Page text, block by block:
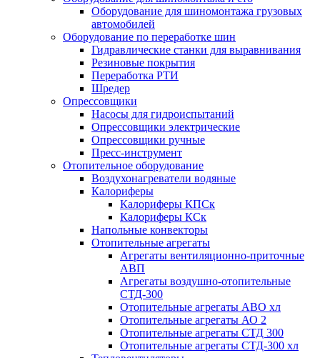
Оборудование для шиномонтажа грузовых
автомобилей
Оборудование по переработке шин
Гидравлические станки для выравнивания
Резиновые покрытия
Переработка РТИ
Шредер
Опрессовщики
Насосы для гидроиспытаний
Опрессовщики электрические
Опрессовщики ручные
Пресс-инструмент
Отопительное оборудование
Воздухонагреватели водяные
Калориферы
Калориферы КПСк
Калориферы КСк
Напольные конвекторы
Отопительные агрегаты
Агрегаты вентиляционно-приточные
АВП
Агрегаты воздушно-отопительные
СТД-300
Отопительные агрегаты АВО хл
Отопительные агрегаты АО 2
Отопительные агрегаты СТД 300
Отопительные агрегаты СТД-300 хл